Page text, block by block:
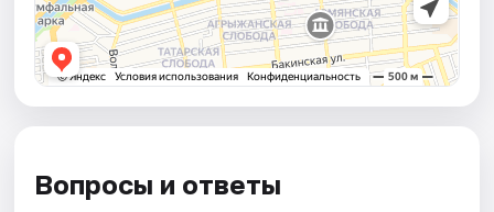
Вопросы и ответы